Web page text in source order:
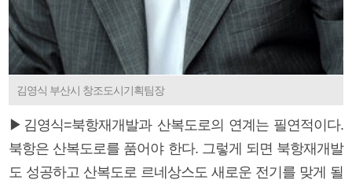
김영식 부산시 창조도시기획팀장
▶김영식=북항재개발과 산복도로의 연계는 필연적이다.
북항은 산복도로를 품어야 한다. 그렇게 되면 북항재개발
도 성공하고 산복도로 르네상스도 새로운 전기를 맞게 될